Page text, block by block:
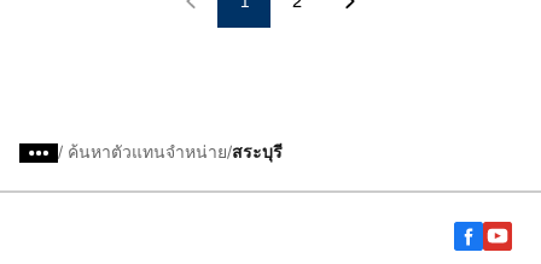
/ ค้นหาตัวแทนจำหน่าย สระบุรี